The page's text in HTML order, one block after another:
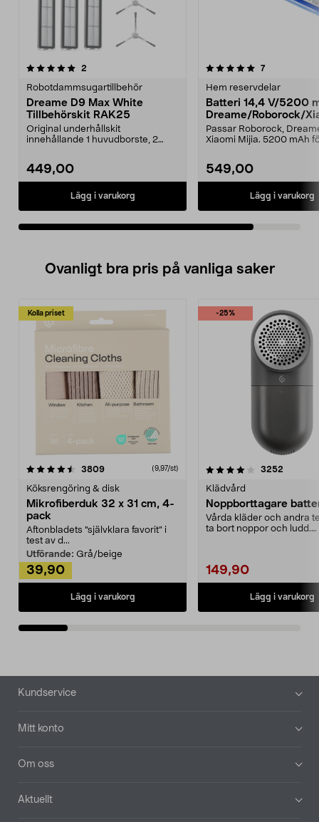
2
Robotdammsugartillbehör
Dreame D9 Max White
Tillbehörskit RAK25
Original underhållskit
innehållande 1 huvudborste, 2
449,00
Lägg i varukorg
5.0av 5 stjärnor 7recensioner
Hem reservdelar
Batteri 14,4 V/5200
Dreame/Roborock/
Mijia
Passar Roborock,
Xiaomi Mijia. 5200 mAh
549,00
Lägg i varukorg
Ovanligt bra pris på vanliga saker
Kolla priset
3809recensioner (9,97/st)
Köksrengöring & disk
Mikrofiberduk 32 x 31 cm, 4-
pack
Aftonbladets "självklara favorit” i
test av d...
Utförande: Grå/beige
39,90
Lägg i varukorg
-25%
4.0av 5 stjärnor 3252
Klädvård
Noppborttagare
Vårda kläder och andra
ta bort noppor och ludd.
149,90
Lägg i varukorg
4.5av 5 stjärnor
Sidfot
Kundservice
Mitt konto
Om oss
Aktuellt